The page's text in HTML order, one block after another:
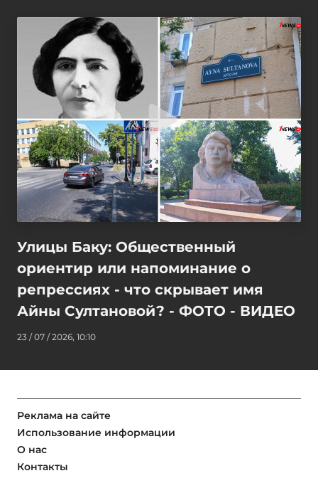
Улицы Баку: Общественный
ориентир или напоминание о
репрессиях - что скрывает имя
Айны Султановой? - ФОТО - ВИДЕО
23 / 07 / 2026, 10:10
Реклама на сайте
Использование информации
О нас
Контакты